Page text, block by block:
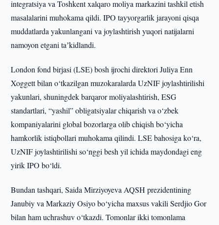
integratsiya va Toshkent xalqaro moliya markazini tashkil etish
masalalarini muhokama qildi. IPO tayyorgarlik jarayoni qisqa
muddatlarda yakunlangani va joylashtirish yuqori natijalarni
namoyon etgani taʼkidlandi.
London fond birjasi (LSE) bosh ijrochi direktori Juliya Enn
Xoggett bilan o‘tkazilgan muzokaralarda UzNIF joylashtirilishi
yakunlari, shuningdek barqaror moliyalashtirish, ESG
standartlari, “yashil” obligatsiyalar chiqarish va o‘zbek
kompaniyalarini global bozorlarga olib chiqish bo‘yicha
hamkorlik istiqbollari muhokama qilindi. LSE bahosiga ko‘ra,
UzNIF joylashtirilishi so‘nggi besh yil ichida maydondagi eng
yirik IPO bo‘ldi.
Bundan tashqari, Saida Mirziyoyeva AQSH prezidentining
Janubiy va Markaziy Osiyo bo‘yicha maxsus vakili Serdjio Gor
bilan ham uchrashuv o‘tkazdi. Tomonlar ikki tomonlama